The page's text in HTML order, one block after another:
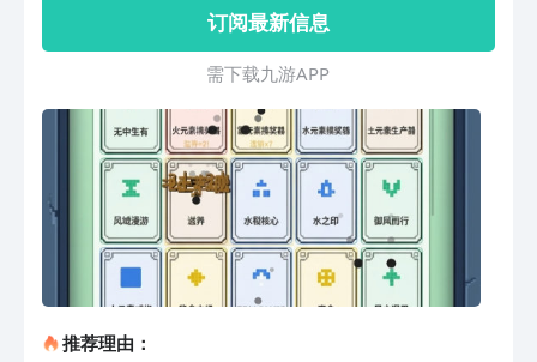
订阅最新信息
需 下 载 九 游 A P P
推荐理由：